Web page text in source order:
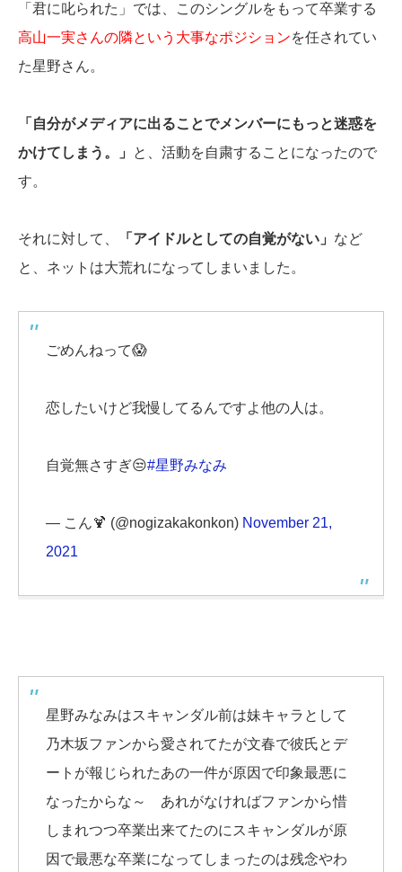
「君に叱られた」では、このシングルをもって卒業する
高山一実さんの隣という大事なポジションを任されてい
た星野さん。
「自分がメディアに出ることでメンバーにもっと迷惑を
かけてしまう。」
と、活動を自粛することになったので
す。
それに対して、 「アイドルとしての自覚がない」 など
と、ネットは大荒れになってしまいました。
ごめんねって😱
恋したいけど我慢してるんですよ他の人は。
自覚無さすぎ😒#星野みなみ
— こん🍹 (@nogizakakonkon) November 21,
2021
星野みなみはスキャンダル前は妹キャラとして
乃木坂ファンから愛されてたが文春で彼氏とデ
ートが報じられたあの一件が原因で印象最悪に
なったからな～ あれがなければファンから惜
しまれつつ卒業出来てたのにスキャンダルが原
因で最悪な卒業になってしまったのは残念やわ